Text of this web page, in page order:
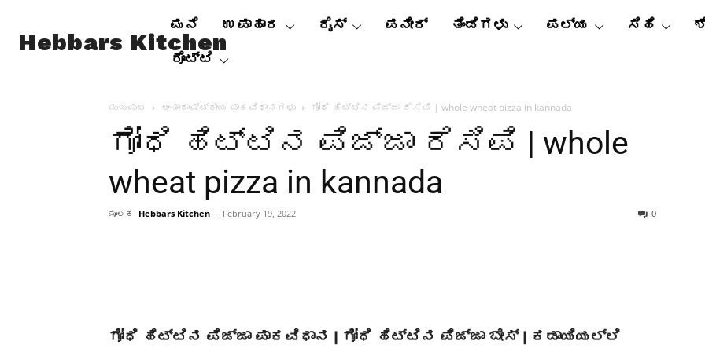
Hebbars Kitchen
ಮನೆ ಉಪಾಹಾರ ರೈಸ್ ಪನೀರ್ ತಿಂಡಿಗಳು ಪಲ್ಯ ಸಿಹಿ
ರೊಟ್ಟಿ
ಮುಖಪುಟ ಅಂತಾರಾಷ್ಟ್ರೀಯ ಪಾಕವಿಧಾನಗಳು ಗೋಧಿ ಹಿಟ್ಟಿನ ಪಿಜ್ಜಾ ರೆಸಿಪಿ | whole wheat pizza in kannada
ಗೋಧಿ ಹಿಟ್ಟಿನ ಪಿಜ್ಜಾ ರೆಸಿಪಿ | whole
wheat pizza in kannada
ಮೂಲಕ Hebbars Kitchen - February 19, 2022 0
ಗೋಧಿ ಹಿಟ್ಟಿನ ಪಿಜ್ಜಾ ಪಾಕವಿಧಾನ | ಗೋಧಿ ಹಿಟ್ಟಿನ ಪಿಜ್ಜಾ ಬೇಸ್ | ಕಡಾಯಿಯಲ್ಲಿ